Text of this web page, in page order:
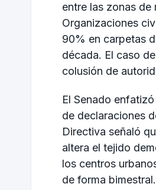
entre las zonas
Organizaciones
90% en carpetas
década. El caso
colusión de
El Senado
de declaraciones
Directiva señaló
altera el tejido
los centros
de forma bimestral.